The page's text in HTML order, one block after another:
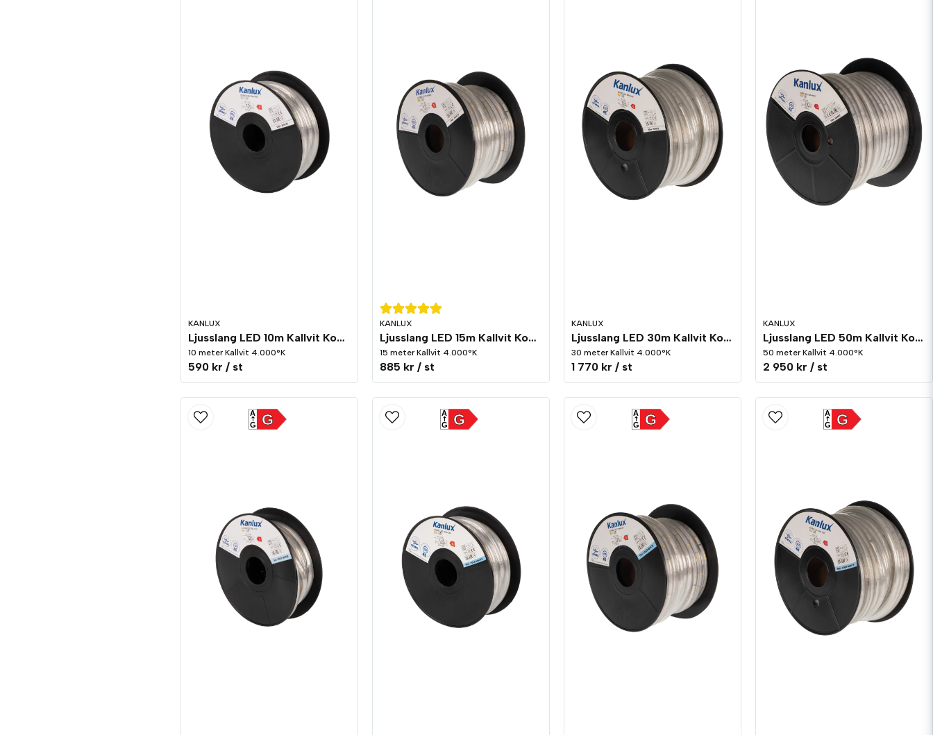
KANLUX
Ljusslang LED 10m Kallvit Kopplingsbar
10 meter Kallvit 4.000°K
590 kr / st
KANLUX
Ljusslang LED 15m Kallvit Kopplingsbar
15 meter Kallvit 4.000°K
885 kr / st
KANLUX
Ljusslang LED 30m Kallvit Kopplingsbar
30 meter Kallvit 4.000°K
1 770 kr / st
KANLUX
Ljusslang LED 50m Kallvit Kopplingsbar
50 meter Kallvit 4.000°K
2 950 kr / st
G
A
G G
A
G G
A
G G
A
G